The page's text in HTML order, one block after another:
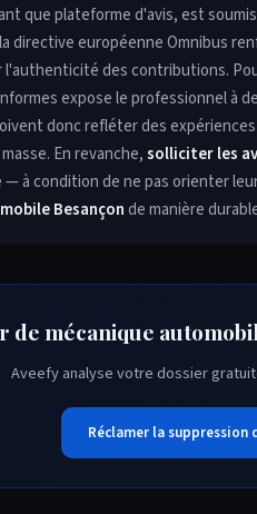
que plateforme d'avis, est
directive européenne Omnibus
l'authenticité des contributions.
expose le professionnel à
donc refléter des
En revanche,solliciter les
à condition de ne pas orienter
Besançonde manière
de mécanique
Aveefy analyse votre dossier
Réclamer la suppression